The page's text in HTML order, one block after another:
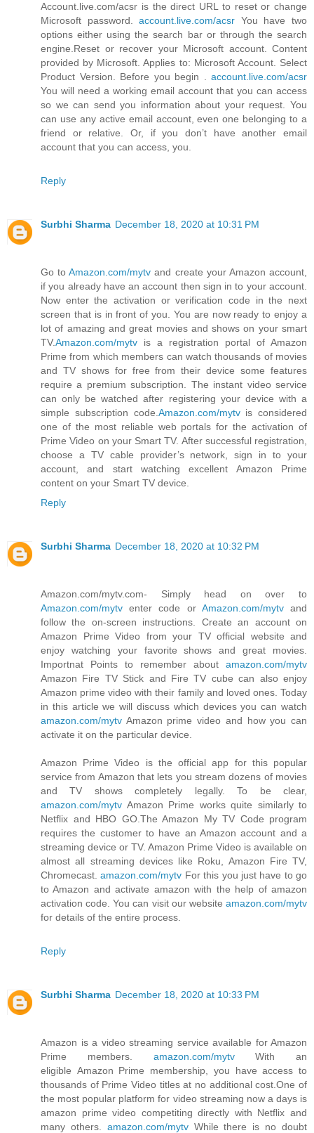
Account.live.com/acsr is the direct URL to reset or change
Microsoft password.account.live.com/acsr You have two
options either using the search bar or through the search
engine.Reset or recover your Microsoft account. Content
provided by Microsoft. Applies to: Microsoft Account. Select
Product Version. Before you begin . account.live.com/acsr
You will need a working email account that you can access
so we can send you information about your request. You
can use any active email account, even one belonging to a
friend or relative. Or, if you don’t have another email
account that you can access, you.
Reply
Surbhi Sharma December 18, 2020 at 10:31 PM
Go toAmazon.com/mytv and create your Amazon account,
if you already have an account then sign in to your account.
Now enter the activation or verification code in the next
screen that is in front of you. You are now ready to enjoy a
lot of amazing and great movies and shows on your smart
TV.Amazon.com/mytv is a registration portal of Amazon
Prime from which members can watch thousands of movies
and TV shows for free from their device some features
require a premium subscription. The instant video service
can only be watched after registering your device with a
simple subscription code. Amazon.com/mytvis considered
one of the most reliable web portals for the activation of
Prime Video on your Smart TV. After successful registration,
choose a TV cable provider’s network, sign in to your
account, and start watching excellent Amazon Prime
content on your Smart TV device.
Reply
Surbhi Sharma December 18, 2020 at 10:32 PM
Amazon.com/mytv.com- Simply head on over to
Amazon.com/mytv enter code or Amazon.com/mytvand
follow the on-screen instructions. Create an account on
Amazon Prime Video from your TV official website and
enjoy watching your favorite shows and great movies.
Importnat Points to remember about amazon.com/mytv
Amazon Fire TV Stick and Fire TV cube can also enjoy
Amazon prime video with their family and loved ones. Today
in this article we will discuss which devices you can watch
amazon.com/mytv Amazon prime video and how you can
activate it on the particular device.
Amazon Prime Video is the official app for this popular
service from Amazon that lets you stream dozens of movies
and TV shows completely legally. To be clear,
amazon.com/mytv Amazon Prime works quite similarly to
Netflix and HBO GO.The Amazon My TV Code program
requires the customer to have an Amazon account and a
streaming device or TV. Amazon Prime Video is available on
almost all streaming devices like Roku, Amazon Fire TV,
Chromecast.amazon.com/mytv For this you just have to go
to Amazon and activate amazon with the help of amazon
activation code. You can visit our website amazon.com/mytv
for details of the entire process.
Reply
Surbhi Sharma December 18, 2020 at 10:33 PM
Amazon is a video streaming service available for Amazon
Prime members. amazon.com/mytvWith an
eligible Amazon Prime membership, you have access to
thousands of Prime Video titles at no additional cost.One of
the most popular platform for video streaming now a days is
amazon prime video competiting directly with Netflix and
many others. amazon.com/mytvWhile there is no doubt